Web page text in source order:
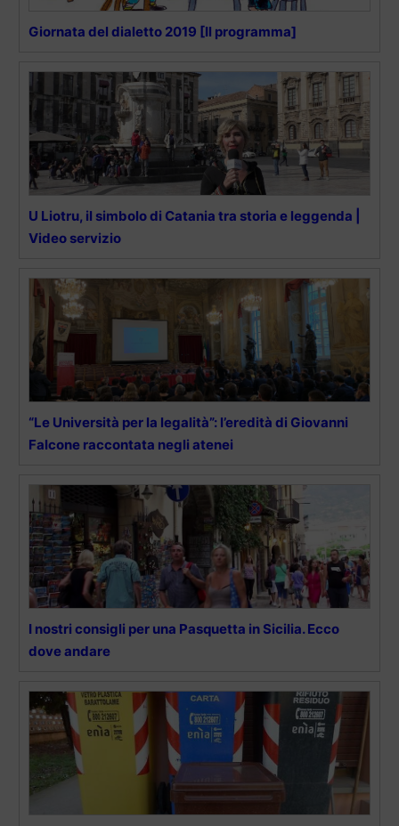
Giornata del dialetto 2019 [Il programma]
U Liotru, il simbolo di Catania tra storia e leggenda |
Video servizio
“Le Università per la legalità”: l’eredità di Giovanni
Falcone raccontata negli atenei
I nostri consigli per una Pasquetta in Sicilia. Ecco
dove andare